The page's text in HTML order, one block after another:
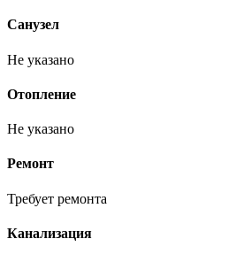
Санузел
Не указано
Отопление
Не указано
Ремонт
Требует ремонта
Канализация